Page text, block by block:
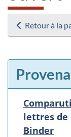
Retour à la
lettres de
Binder